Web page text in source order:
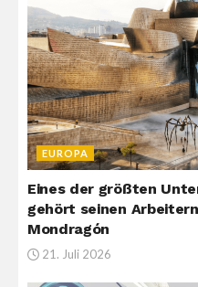
EUROPA
Eines der größten
gehört seinen
Mondragón
21. Juli 2026